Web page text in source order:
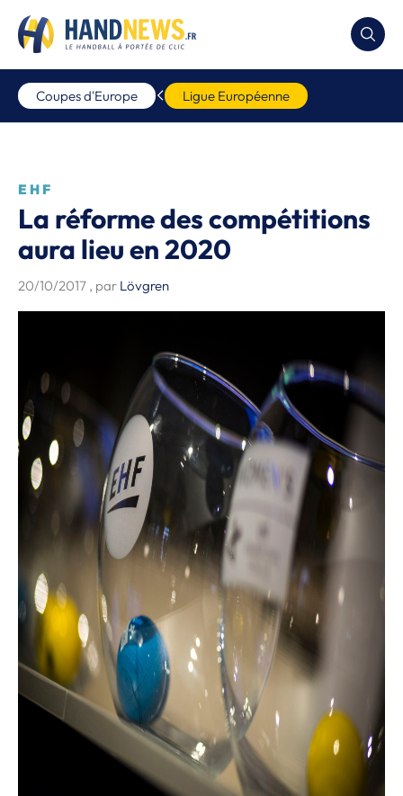
Coupes d'Europe Ligue Européenne
EHF
La réforme des compétitions
aura lieu en 2020
20/10/2017 , par Lövgren